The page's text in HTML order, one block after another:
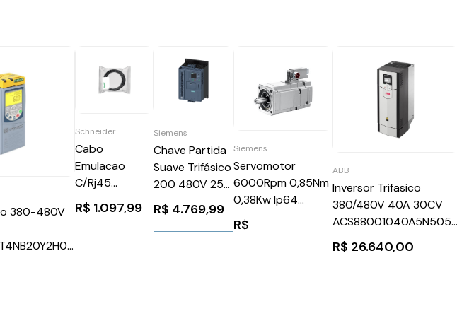
380-480V
Schneider
Cabo
Emulacao
C/Rj45
Encoder
Schneider
VW3M8502R15
R$ 1.097,99
Siemens
Chave Partida
Suave Trifásico
200 480V 25A
110 220V
3RW55153HA14
Siemens
R$ 4.769,99
Siemens
Servomotor
6000Rpm 0,85Nm
0,38Kw Ip64
C/Freio
1FK70225AK711DH3
Siemens 1322680
R$
ABB
Inversor Trifasico
380/480V 40A 30CV
ABB 1267457
R$ 26.640,00